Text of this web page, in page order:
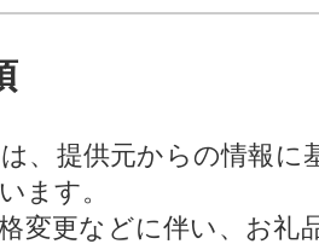
、提供元からの情報に
ます。
変更などに伴い、お礼